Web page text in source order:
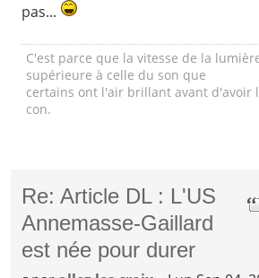
pas...
C'est parce que la vitesse de la
supérieure à celle du son que
certains ont l'air brillant avant d'avoir
con.
Re: Article DL : L'US
Annemasse-Gaillard
est née pour durer